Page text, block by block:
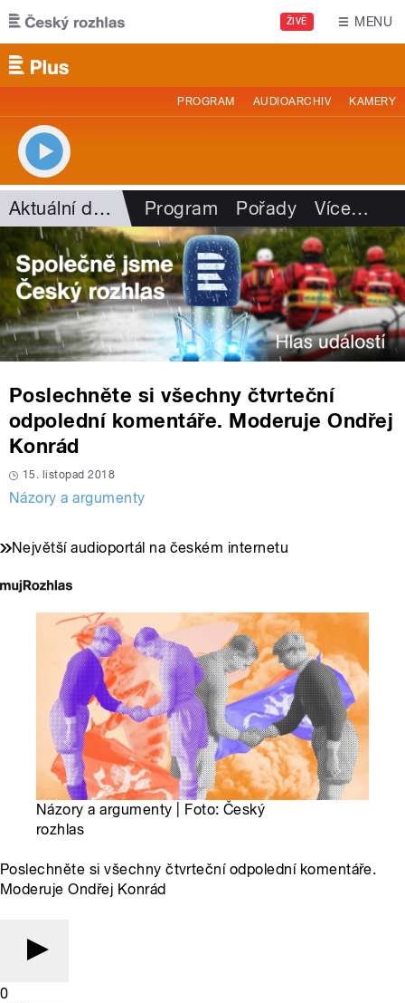
Přejít k hlavnímu obsahu
ŽIVĚ MENU
PROGRAM AUDIOARCHIV KAMERY
Aktuální dění Program Pořady Více…
Poslechněte si všechny čtvrteční
odpolední komentáře. Moderuje Ondřej
Konrád
15. listopad 2018
Názory a argumenty
Největší audioportál na českém internetu
Názory a argumenty | Foto: Český
rozhlas
Poslechněte si všechny čtvrteční odpolední komentáře.
Moderuje Ondřej Konrád
0